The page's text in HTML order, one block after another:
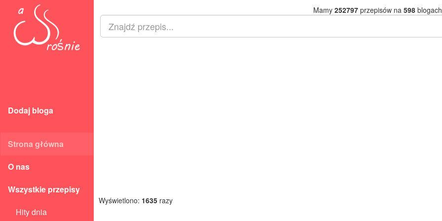
Dodaj bloga
Strona główna
O nas
Wszystkie przepisy
Hity dnia
Mamy 252797przepisów na 598
Wyświetlono: 1635 razy